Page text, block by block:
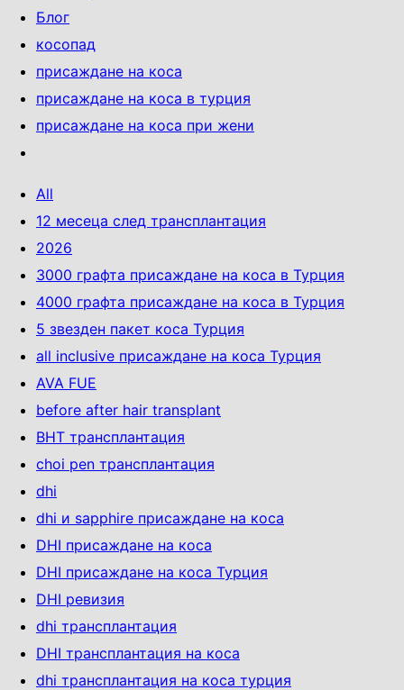
Блог
косопад
присаждане на коса
присаждане на коса в турция
присаждане на коса при жени
All
12 месеца след трансплантация
2026
3000 графта присаждане на коса в Турция
4000 графта присаждане на коса в Турция
5 звезден пакет коса Турция
all inclusive присаждане на коса Турция
AVA FUE
before after hair transplant
BHT трансплантация
choi pen трансплантация
dhi
dhi и sapphire присаждане на коса
DHI присаждане на коса
DHI присаждане на коса Турция
DHI ревизия
dhi трансплантация
DHI трансплантация на коса
dhi трансплантация на коса турция